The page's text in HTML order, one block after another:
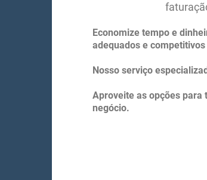
Economize tempo e
adequados e
Nosso serviço
Aproveite as opções
negócio.